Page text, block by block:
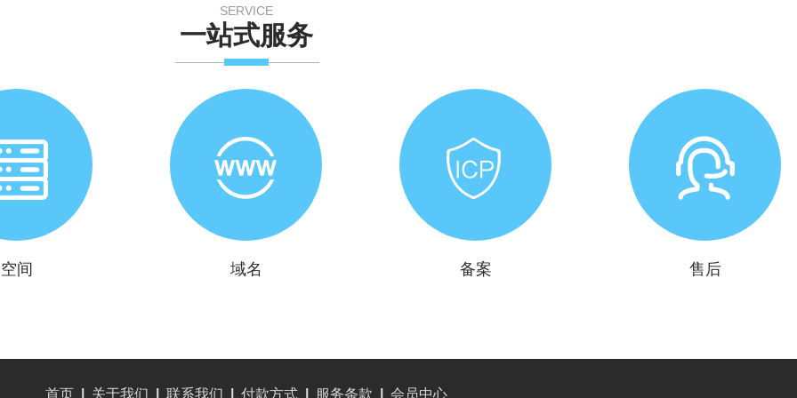
SERVICE
一站式服务
空间 域名 备案 售后
首页 关于我们 联系我们 付款方式 服务条款 会员中心